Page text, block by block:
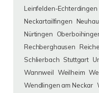
Leinfelden-Echterdingen
Neckartailfingen
Nürtingen
Rechberghausen
Schlierbach Stuttgart
Wannweil Weilheim
Wendlingen am Neckar